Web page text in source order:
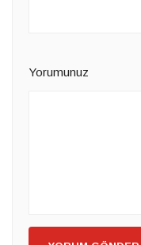
Yorumunuz